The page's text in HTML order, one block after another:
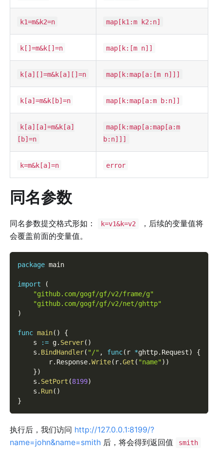
k1=m&k2=n map[k1:m k2:n]
k[]=m&k[]=n map[k:[m n]]
k[a][]=m&k[a][]=n map[k:map[a:[m n]]]
k[a]=m&k[b]=n map[k:map[a:m b:n]]
k[a][a]=m&k[a]
[b]=n
map[k:map[a:map[a:m
b:n]]]
k=m&k[a]=n error
同名参数
同名参数提交格式形如： k=v1&k=v2
，后续的变量值将
会覆盖前面的变量值。
package main
import
(
"github.com/gogf/gf/v2/frame/g"
"github.com/gogf/gf/v2/net/ghttp"
)
func main( )
{
    s
:= g. Server( )
    s
. BindHandler( "/" , func( r *ghttp. Request)
{
        r
. Response.Write( r.Get ( "name") )
})
    s
. SetPort (8199)
    s
. Run( )
}
执行后，我们访问 http://127.0.0.1:8199/?
name=john&name=smith 后，将会得到返回值 smith